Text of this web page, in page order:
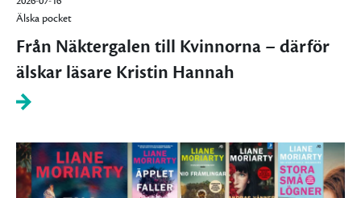
Älska pocket
Från Näktergalen till Kvinnorna – därför
älskar läsare Kristin Hannah